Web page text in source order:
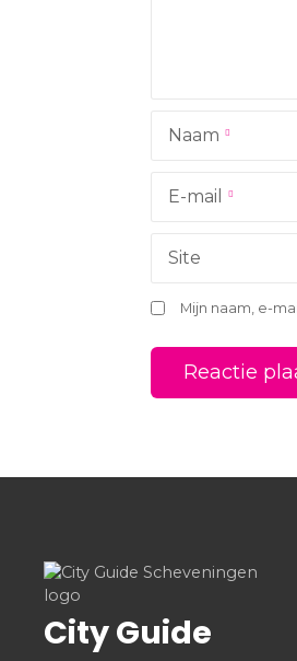
a
e
Naam
E-mail
Site
Mijn naam, e-
City Guide